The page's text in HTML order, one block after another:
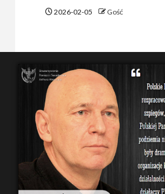
2026-02-05 Gość